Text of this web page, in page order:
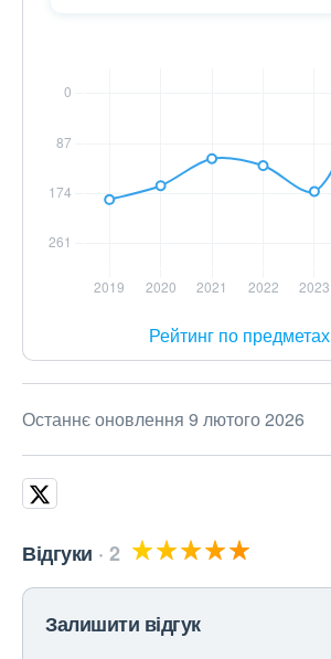
Рейтинг по предметах
Останнє оновлення 9 лютого 2026
Відгуки 2
Залишити відгук